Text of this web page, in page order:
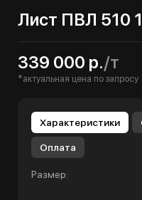
Лист ПВЛ 510
339 000 р./т
*актуальная цена по запросу
Характеристики
Оплата
Размер: